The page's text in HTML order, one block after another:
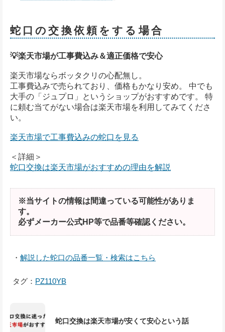
蛇口の交換依頼をする場合
💡楽天市場が工事費込み＆適正価格で安心
楽天市場ならボッタクリの心配無し。
工事費込みで売られており、価格もかなり安め。 中でも
大手の「ジュプロ」というショップがおすすめです。 特
に頼む当てがない場合は楽天市場を利用してみてくださ
い。
楽天市場で工事費込みの蛇口を見る
＜詳細＞
蛇口交換は楽天市場がおすすめの理由を解説
※当サイトの情報は間違っている可能性がありま
す。
必ずメーカー公式HP等で品番等確認ください。
・ 解説した蛇口の品番一覧・検索はこちら
タグ： PZ110YB
蛇口交換は楽天市場が安くて安心という話